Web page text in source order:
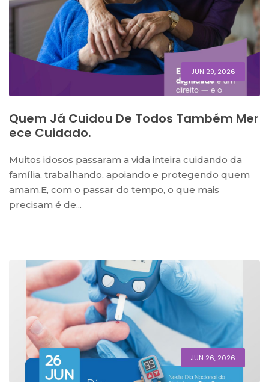
JUN 29, 2026
Quem Já Cuidou De Todos Também Mer
Ece Cuidado.
Muitos idosos passaram a vida inteira cuidando da
família, trabalhando, apoiando e protegendo quem
amam.E, com o passar do tempo, o que mais
precisam é de...
JUN 26, 2026